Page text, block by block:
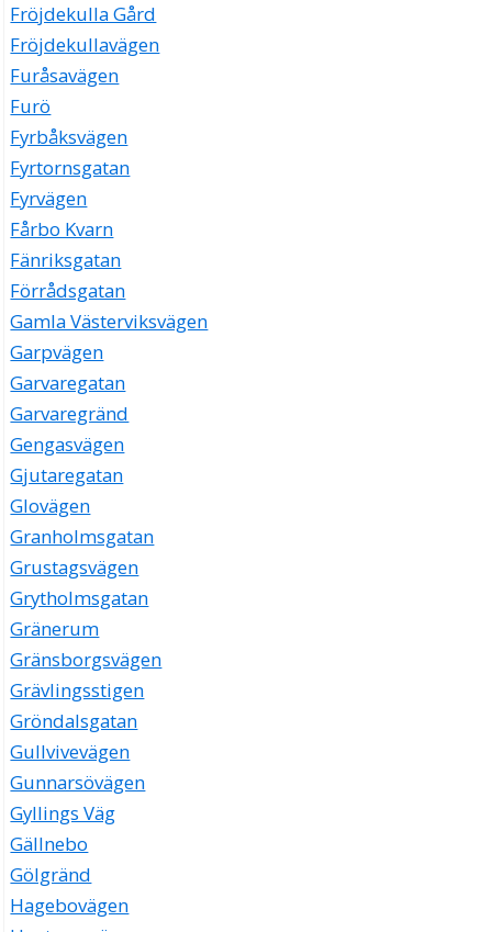
Fröjdekulla Gård
Fröjdekullavägen
Furåsavägen
Furö
Fyrbåksvägen
Fyrtornsgatan
Fyrvägen
Fårbo Kvarn
Fänriksgatan
Förrådsgatan
Gamla Västerviksvägen
Garpvägen
Garvaregatan
Garvaregränd
Gengasvägen
Gjutaregatan
Glovägen
Granholmsgatan
Grustagsvägen
Grytholmsgatan
Gränerum
Gränsborgsvägen
Grävlingsstigen
Gröndalsgatan
Gullvivevägen
Gunnarsövägen
Gyllings Väg
Gällnebo
Gölgränd
Hagebovägen